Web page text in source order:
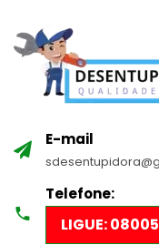
E-mail
Telefone:
LIGUE: